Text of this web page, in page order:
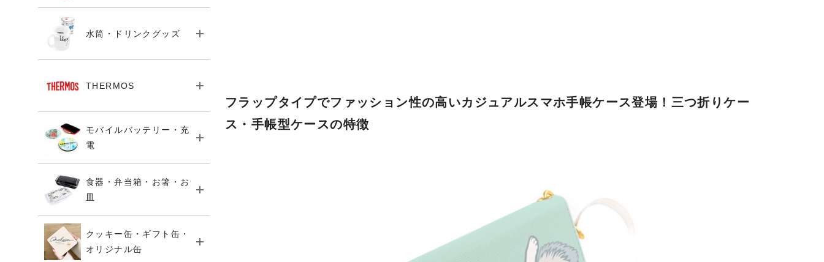
フラップタイプでファッション性の高いカジュアルスマホ手帳ケース登場！三つ折りケー
ス・手帳型ケースの特徴
水筒・ドリンクグッズ
THERMOS
モバイルバッテリー・充
電
食器・弁当箱・お箸・お
皿
クッキー缶・ギフト缶・
オリジナル缶